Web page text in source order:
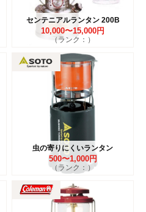
センテニアルランタン 200B
10,000〜15,000円
（ランク：）
虫の寄りにくいランタン
500〜1,000円
（ランク：）